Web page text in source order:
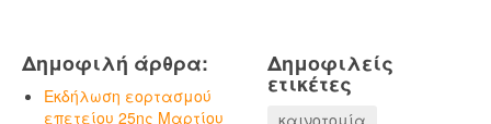
Δημοφιλή άρθρα:
Εκδήλωση εορτασμού
επετείου 25ης Μαρτίου
Δημοφιλείς
ετικέτες
καινοτομία